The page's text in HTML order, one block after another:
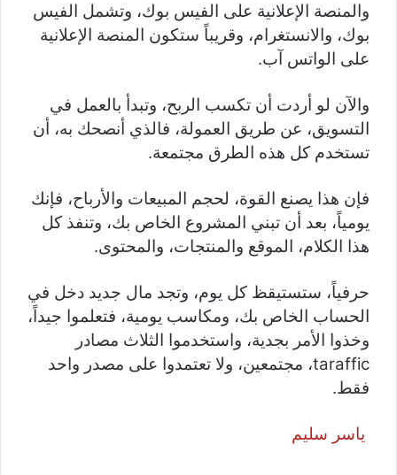
والمنصة الإعلانية على الفيس بوك، وتشمل الفيس
بوك، والانستغرام، وقريباً ستكون المنصة الإعلانية
على الواتس آب.
والآن لو أردت أن تكسب الربح، وتبدأ بالعمل في
التسويق، عن طريق العمولة، فالذي أنصحك به، أن
تستخدم كل هذه الطرق مجتمعة.
فإن هذا يصنع القوة، لحجم المبيعات والأرباح، فإنك
يومياً، بعد أن تبني المشروع الخاص بك، وتنفذ كل
هذا الكلام، الموقع والمنتجات، والمحتوى.
حرفياً، ستستيقظ كل يوم، وتجد مال جديد دخل في
الحساب الخاص بك، ومكاسب يومية، فتعلموا جيداً،
وخذوا الأمر بجدية، واستخدموا الثلاث مصادر
taraffic، مجتمعين، ولا تعتمدوا على مصدر واحد
فقط.
ياسر سليم